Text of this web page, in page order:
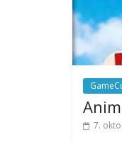
7.